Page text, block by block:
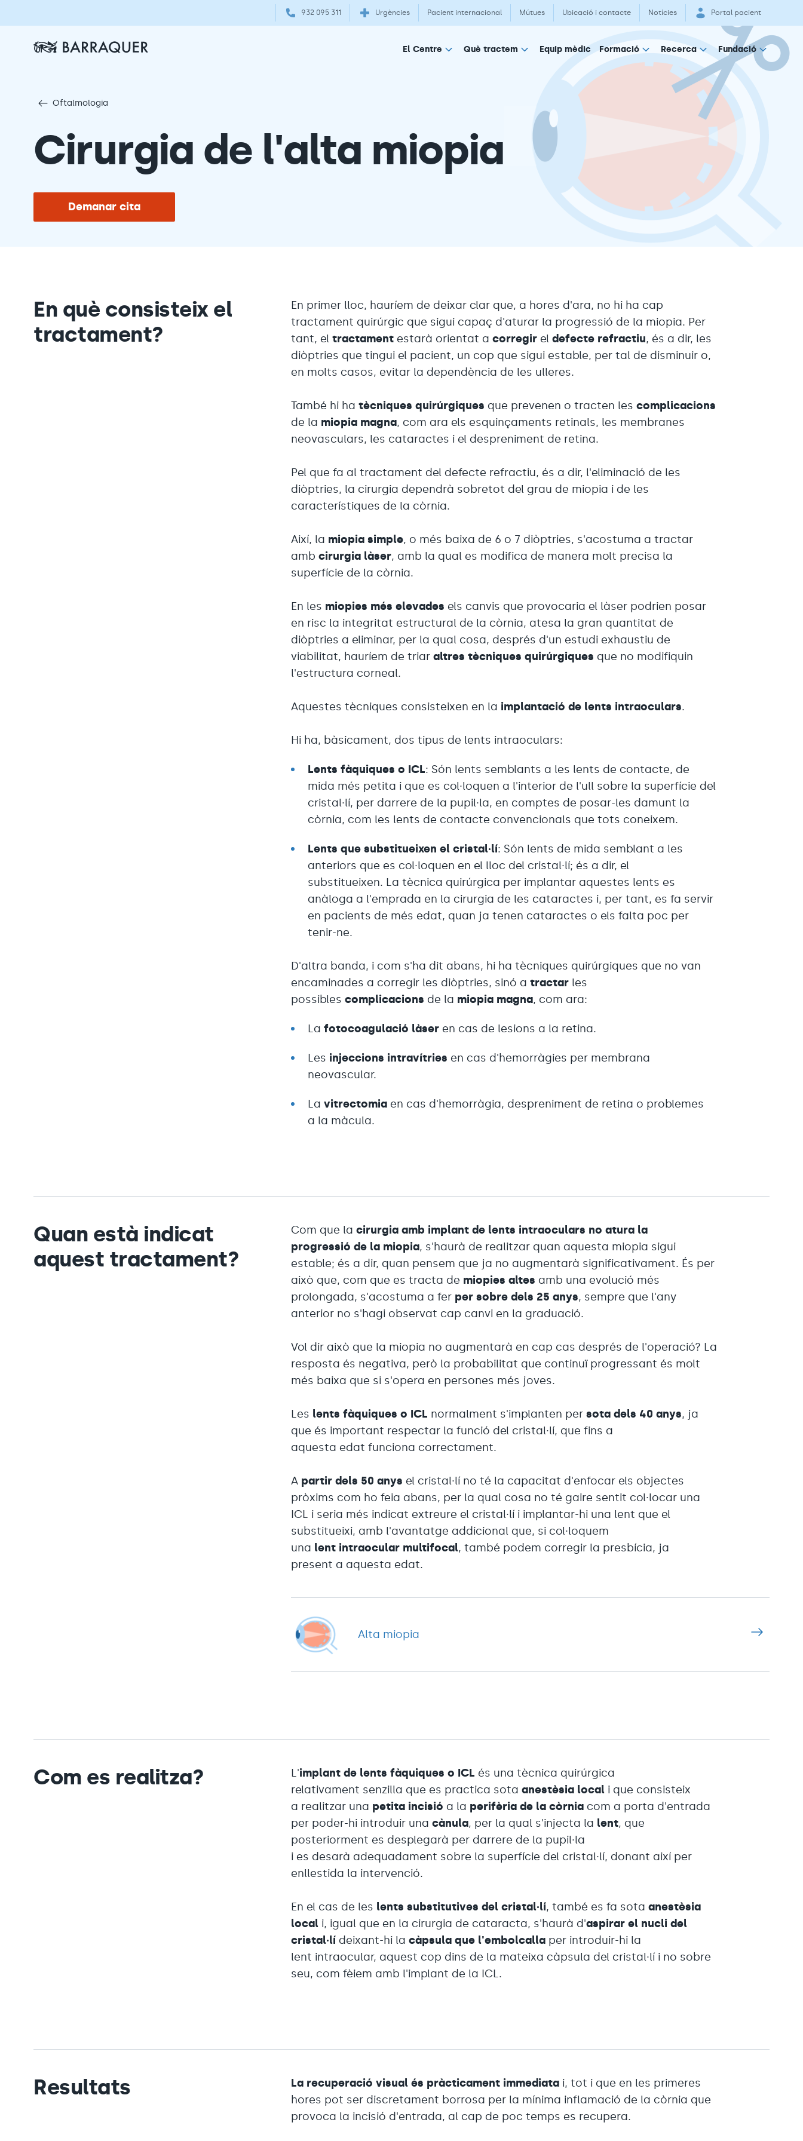
932 095 311 Urgències Pacient internacional Mútues Ubicació i contacte Notícies Portal pacient
El Centre Què tractem Equip mèdic Formació Recerca Fundació
Oftalmologia
Cirurgia de l'alta miopia
Demanar cita
En què consisteix el
tractament?
En primer lloc, hauríem de deixar clar que, a hores d'ara, no hi ha cap
tractament quirúrgic que sigui capaç d'aturar la progressió de la miopia. Per
tant, eltractament estarà orientat acorregir el defecte refractiu, és a dir, les
diòptries que tingui el pacient, un cop que sigui estable, per tal de disminuir o,
en molts casos, evitar la dependència de les ulleres.
També hi hatècniques quirúrgiques que prevenen o tracten lescomplicacions
de la miopia magna, com ara els esquinçaments retinals, les membranes
neovasculars, les cataractes i el despreniment de retina.
Pel que fa al tractament del defecte refractiu, és a dir, l'eliminació de les
diòptries, la cirurgia dependrà sobretot del grau de miopia i de les
característiques de la còrnia.
Així, la miopia simple, o més baixa de 6 o 7 diòptries, s'acostuma a tractar
ambcirurgia làser, amb la qual es modifica de manera molt precisa la
superfície de la còrnia.
En les miopies més elevades els canvis que provocaria el làser podrien posar
en risc la integritat estructural de la còrnia, atesa la gran quantitat de
diòptries a eliminar, per la qual cosa, després d'un estudi exhaustiu de
viabilitat, hauríem de triaraltres tècniques quirúrgiques que no modifiquin
l'estructura corneal.
Aquestes tècniques consisteixen en la implantació de lents intraoculars.
Hi ha, bàsicament, dos tipus de lents intraoculars:
Lents fàquiques o ICL: Són lents semblants a les lents de contacte, de
mida més petita i que es col·loquen a l'interior de l'ull sobre la superfície del
cristal·lí, per darrere de la pupil·la, en comptes de posar-les damunt la
còrnia, com les lents de contacte convencionals que tots coneixem.
Lents que substitueixen el cristal·lí: Són lents de mida semblant a les
anteriors que es col·loquen en el lloc del cristal·lí; és a dir, el
substitueixen. La tècnica quirúrgica per implantar aquestes lents es
anàloga a l'emprada en la cirurgia de les cataractes i, per tant, es fa servir
en pacients de més edat, quan ja tenen cataractes o els falta poc per
tenir-ne.
D'altra banda, i com s'ha dit abans, hi ha tècniques quirúrgiques que no van
encaminades a corregir les diòptries, sinó atractar les
possiblescomplicacions de la miopia magna, com ara:
Lafotocoagulació làser en cas de lesions a la retina.
Les injeccions intravítries en cas d'hemorràgies per membrana
neovascular.
Lavitrectomia en cas d'hemorràgia, despreniment de retina o problemes
a la màcula.
Quan està indicat
aquest tractament?
Com que lacirurgia amb implant de lents intraoculars no atura la
progressió de la miopia, s'haurà de realitzar quan aquesta miopia sigui
estable; és a dir, quan pensem que ja no augmentarà significativament. És per
això que, com que es tracta de miopies altes amb una evolució més
prolongada, s'acostuma a fer per sobre dels 25 anys, sempre que l'any
anterior no s'hagi observat cap canvi en la graduació.
Vol dir això que la miopia no augmentarà en cap cas després de l'operació? La
resposta és negativa, però la probabilitat que continuï progressant és molt
més baixa que si s'opera en persones més joves.
Les lents fàquiques o ICL normalment s'implanten persota dels 40 anys, ja
que és important respectar la funció del cristal·lí, que fins a
aquesta edat funciona correctament.
A partir dels 50 anys el cristal·lí no té la capacitat d'enfocar els objectes
pròxims com ho feia abans, per la qual cosa no té gaire sentit col·locar una
ICL i seria més indicat extreure el cristal·lí i implantar-hi una lent que el
substitueixi, amb l'avantatge addicional que, si col·loquem
una lent intraocular multifocal, també podem corregir la presbícia, ja
present a aquesta edat.
Alta miopia
Com es realitza? L'implant de lents fàquiques o ICL és una tècnica quirúrgica
relativament senzilla que es practica sotaanestèsia local i que consisteix
a realitzar una petita incisió a la perifèria de la còrnia com a porta d'entrada
per poder-hi introduir unacànula, per la qual s'injecta la lent, que
posteriorment es desplegarà per darrere de la pupil·la
i es desarà adequadament sobre la superfície del cristal·lí, donant així per
enllestida la intervenció.
En el cas de les lents substitutives del cristal·lí, també es fa sota anestèsia
local i, igual que en la cirurgia de cataracta, s'haurà d'aspirar el nucli del
cristal·lí deixant-hi lacàpsula que l'embolcalla per introduir-hi la
lent intraocular, aquest cop dins de la mateixa càpsula del cristal·lí i no sobre
seu, com fèiem amb l'implant de la ICL.
Resultats La recuperació visual és pràcticament immediata i, tot i que en les primeres
hores pot ser discretament borrosa per la mínima inflamació de la còrnia que
provoca la incisió d'entrada, al cap de poc temps es recupera.